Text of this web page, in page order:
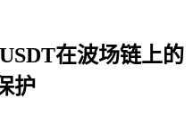
在波场链上的
护